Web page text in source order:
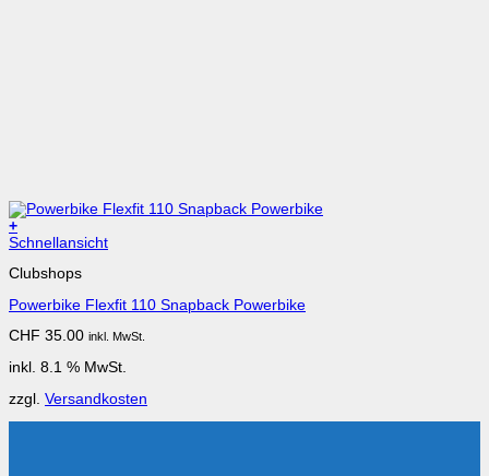
+
Schnellansicht
Clubshops
Powerbike Flexfit 110 Snapback Powerbike
CHF 35.00 inkl. MwSt.
inkl. 8.1 % MwSt.
zzgl. Versandkosten